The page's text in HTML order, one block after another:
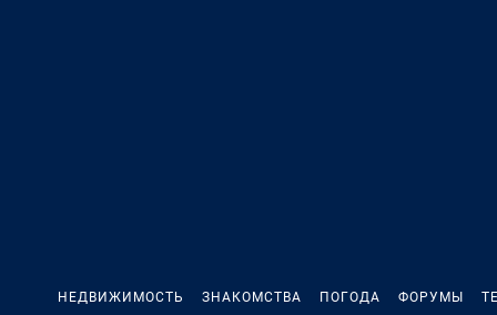
НЕДВИЖИМОСТЬ ЗНАКОМСТВА ПОГОДА ФОРУМЫ